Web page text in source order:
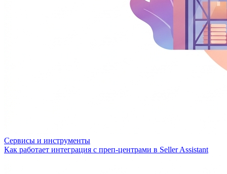
Сервисы и инструменты
Как работает интеграция с преп-центрами в Seller Assistant